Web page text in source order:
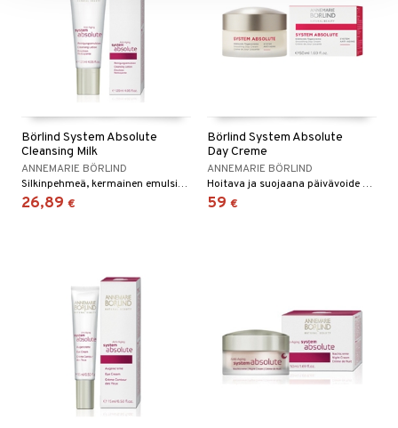
Börlind System Absolute
Cleansing Milk
ANNEMARIE BÖRLIND
Silkinpehmeä, kermainen emulsio, kosteutta sitovalla ominaisuudella joka puhdistaa miedosti ja tehokkaasti kuivaamatta ihoa. Aikuiselle iholle jossa on ryppyjä.
26,89 €
Börlind System Absolute
Day Creme
ANNEMARIE BÖRLIND
Hoitava ja suojaana päivävoide aikuiselle iholle, sisältäen liposomeja ja nanopartikkeleita jotka kohdistuvat ryppyihin sisältäpäin. Sisältää luonnollisen aurinkosuojan joka vastaa tasoa SPF 4.
59 €